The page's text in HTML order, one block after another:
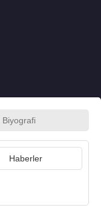
Biyografi
Haberler